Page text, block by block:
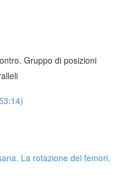
Gruppo di posizioni
La rotazione dei femori.